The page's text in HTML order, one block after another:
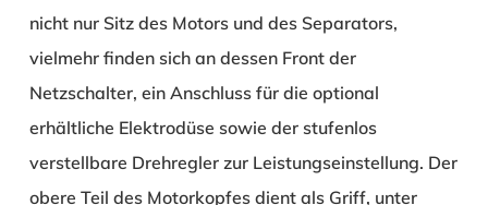
nicht nur Sitz des Motors und des Separators,
vielmehr finden sich an dessen Front der
Netzschalter, ein Anschluss für die optional
erhältliche Elektrodüse sowie der stufenlos
verstellbare Drehregler zur Leistungseinstellung. Der
obere Teil des Motorkopfes dient als Griff, unter